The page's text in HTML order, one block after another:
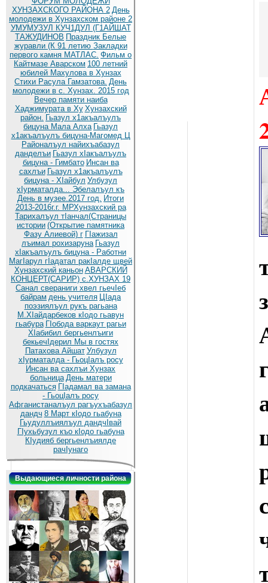
ХУНЗАХСКОГО РАЙОНА 2 День
молодежи в Хунзахском районе 2
УМУМУЗУЛ КУЧ1ДУЛ (Г1АЙШАТ
ТАЖУДИНОВ Праздник Белые
журавли (К 91 летию Закладки
первого камня МАТЛАС. Фильм о
Кайтмазе Аварском 100 летний
юбилей Махулова в Хунзах
Стихи Расула Гамзатова. День
молодежи в с. Хунзах. 2015 год
Вечер памяти наиба
Хаджимурата в Ху Хунзахский
район. Гьазул х1акъалъулъ
бицуна Мала Алха Гьазул
х1акъалъулъ бицуна-Магомед Ц
Районалъул найихъабазул
данделъи Гьазул хIакъалъулъ
бицуна - Гимбато Инсан ва
сахлъи Гьазул х1акъалъулъ
бицуна - ХIайбул Улбузул
хIурматалда... Эбелалъул къ
День в музее.2017 год. Итоги
2013-2016г.г. МРХунзахский ра
Тарихалъул тIанчал(Страницы
истории (Открытие памятника
Фазу Алиевой) г ГIажизал
лъимал рохизаруна Гьазул
хIакъалъулъ бицуна - Работни
МагIарул гIадатал ракIалде щвей
Хунзахский каньон АВАРСКИЙ
КОНЦЕРТ(САРИР) с.ХУНЗАХ 19
Санал свераниги хвел гьечIеб
байрам день учителя ЦIада
поэзиялъул рукъ рагьана
М.ХIайдарбеков кIодо гьавун
гьабура ГIобода варкаут рагьи
ХIабибил бергьенлъиги
бекьечIдерил Мы в гостях
Патахова Айшат Улбузул
хIурматалда - ГьоцIалъ росу
Инсан ва сахлъи Хунзах
больница День матери
подкачаться ГIадамал ва замана
- ГьоцIалъ росу
Афганистаналъул рагъухъабазул
дандч 8 Март кIодо гьабуна
Гьудуллъиялъул дандчIвай
ГIухьбузул къо кIодо гьабуна
КIудияб бергьенлъиялде
рачIунаго
Выдающиеся личности района